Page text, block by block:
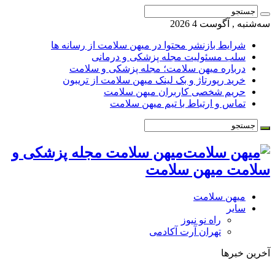
سه‌شنبه , آگوست 4 2026
شرایط بازنشر محتوا در میهن سلامت از رسانه ها
سلب مسئولیت مجله پزشکی و درمانی
درباره میهن سلامت؛ مجله پزشکی و سلامت
خرید رپورتاژ و بک لینک میهن سلامت از تریبون
حریم شخصی کاربران میهن سلامت
تماس و ارتباط با تیم میهن سلامت
میهن سلامت مجله پزشکی و
سلامت میهن سلامت
میهن سلامت
سایر
راه نو نیوز
تهران آرت آکادمی
آخرین خبرها